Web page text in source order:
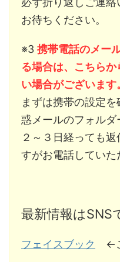
お待ちください。
※3 携帯電話のメー
る場合は、こちら
い場合がございます
まずは携帯の設定
惑メールのフォルダ
２～３日経っても
すがお電話していた
最新情報はSNS
フェイスブック ←